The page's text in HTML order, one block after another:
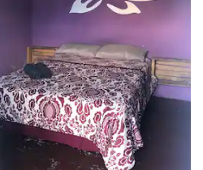
média de 5, 10 avaliações